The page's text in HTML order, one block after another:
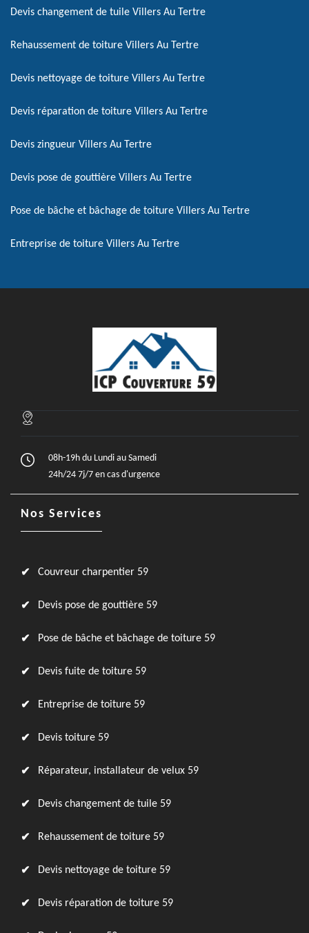
Devis changement de tuile Villers Au Tertre
Rehaussement de toiture Villers Au Tertre
Devis nettoyage de toiture Villers Au Tertre
Devis réparation de toiture Villers Au Tertre
Devis zingueur Villers Au Tertre
Devis pose de gouttière Villers Au Tertre
Pose de bâche et bâchage de toiture Villers Au Tertre
Entreprise de toiture Villers Au Tertre
08h-19h du Lundi au Samedi
24h/24 7j/7 en cas d'urgence
Nos Services
Couvreur charpentier 59
Devis pose de gouttière 59
Pose de bâche et bâchage de toiture 59
Devis fuite de toiture 59
Entreprise de toiture 59
Devis toiture 59
Réparateur, installateur de velux 59
Devis changement de tuile 59
Rehaussement de toiture 59
Devis nettoyage de toiture 59
Devis réparation de toiture 59